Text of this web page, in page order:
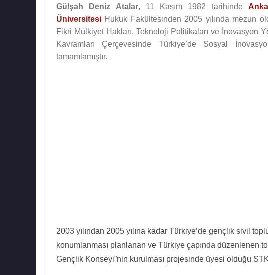
Gülşah Deniz Atalar, 11 Kasım 1982 tarihinde
Üniversitesi Hukuk Fakültesinden 2005 yılında mezun
Fikri Mülkiyet Hakları, Teknoloji Politikaları ve İnovasyon
Kavramları Çerçevesinde Türkiye’de Sosyal
tamamlamıştır.
2003 yılından 2005 yılına kadar Türkiye’de gençlik sivil
konumlanması planlanan ve Türkiye çapında düzenlenen
Gençlik Konseyi”nin kurulması projesinde üyesi olduğu